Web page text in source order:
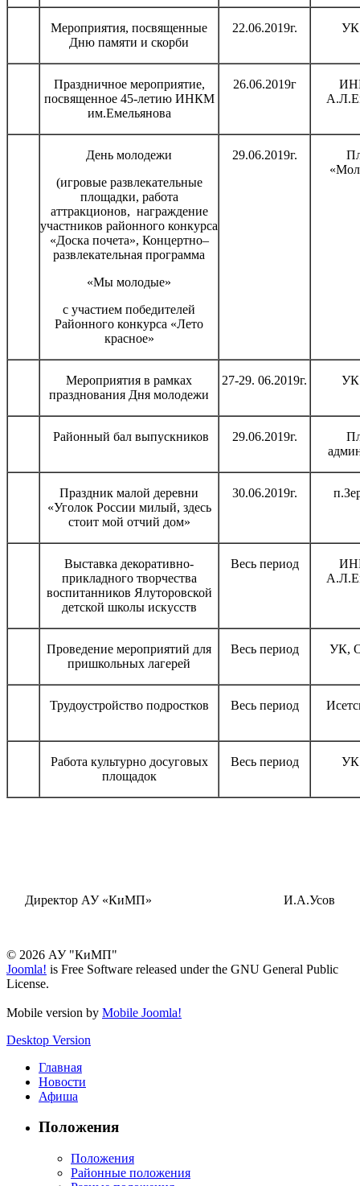
Мероприятия, посвященные
Дню памяти и скорби
22.06.2019г. УК
Праздничное мероприятие,
посвященное 45-летию ИНКМ
им.Емельянова
26.06.2019г
День молодежи
(игровые развлекательные
площадки, работа
аттракционов, награждение
участников районного конкурса
«Доска почета», Концертно–
развлекательная программа
«Мы молодые»
с участием победителей
Районного конкурса «Лето
красное»
29.06.2019г.
Мероприятия в рамках
празднования Дня молодежи
27-29. 06.2019г. УК
Районный бал выпускников 29.06.2019г.
Праздник малой деревни
«Уголок России милый, здесь
стоит мой отчий дом»
30.06.2019г.
Выставка декоративно-
прикладного творчества
воспитанников Ялуторовской
детской школы искусств
Весь период
Проведение мероприятий для
пришкольных лагерей
Весь период УК,
Трудоустройство подростков Весь период
Работа культурно досуговых
площадок
Весь период УК
Директор АУ «КиМП» И.А.Усов
© 2026 АУ "КиМП"
Joomla! is Free Software released under the GNU General Public
License.
Mobile version by Mobile Joomla!
Desktop Version
Главная
Новости
Афиша
Положения
Положения
Районные положения